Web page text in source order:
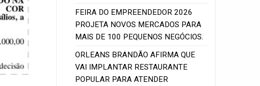
FEIRA DO EMPREENDEDOR 2026
PROJETA NOVOS MERCADOS PARA
MAIS DE 100 PEQUENOS NEGÓCIOS.
ORLEANS BRANDÃO AFIRMA QUE
VAI IMPLANTAR RESTAURANTE
POPULAR PARA ATENDER